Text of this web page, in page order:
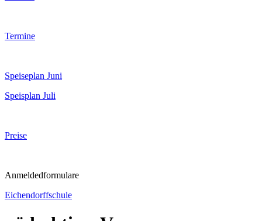
Termine
Speiseplan Juni
Speisplan Juli
Preise
Anmeldedformulare
Eichendorffschule